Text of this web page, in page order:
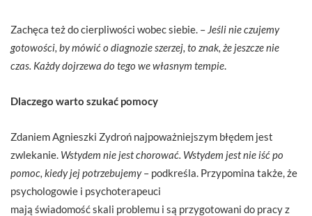
Zachęca też do cierpliwości wobec siebie. – Jeśli nie czujemy
gotowości, by mówić o diagnozie szerzej, to znak, że jeszcze nie
czas. Każdy dojrzewa do tego we własnym tempie
Dlaczego warto szukać pomocy
Zdaniem Agnieszki Zydroń najpoważniejszym błędem jest
zwlekanie. Wstydem nie jest chorować. Wstydem jest nie iść po
pomoc, kiedy jej potrzebujemy– podkreśla. Przypomina także, że
psychologowie i psychoterapeuci
mają świadomość skali problemu i są przygotowani do pracy z